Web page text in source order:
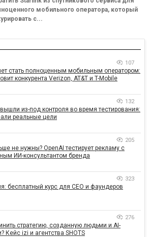
мобильного оператора, который
с...
107
стать полноценным мобильным оператором:
конкурента Verizon, AT&T и T-Mobile
132
из-под контроля во время тестирования:
реальные цели
205
не нужны? OpenAI тестирует рекламу с
ИИ-консультантом бренда
323
бесплатный курс для CEO и фаундеров
276
стратегию, созданную людьми и AI-
Кейс izi и агентства SHOTS